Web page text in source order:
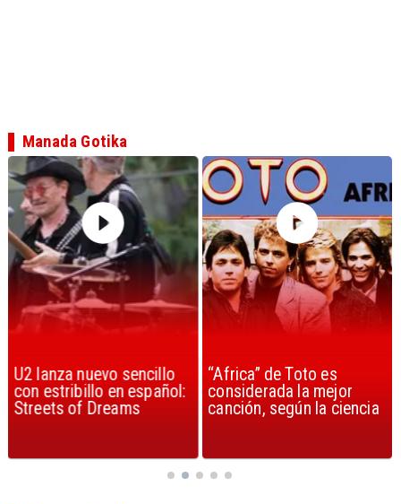
U2 lanza nuevo sencillo
con estribillo en español:
Streets of Dreams
“Africa” de Toto es
considerada la mejor
canción, según la ciencia
Manada Gotika